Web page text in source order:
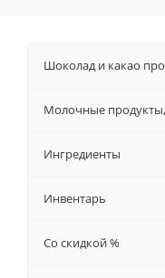
Шоколад и какао
Молочные
Ингредиенты
Инвентарь
Со скидкой %